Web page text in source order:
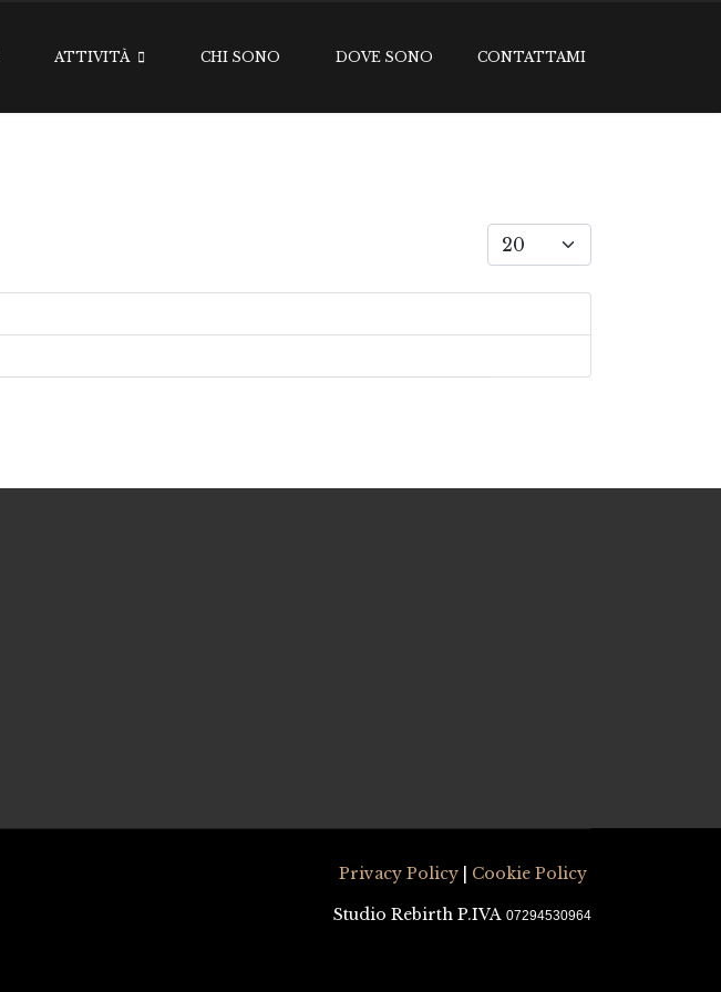
ATTIVITÀ CHI SONO DOVE SONO CONTATTAMI
Visualizza #
Privacy Policy Cookie Policy
Studio Rebirth P.IVA 07294530964